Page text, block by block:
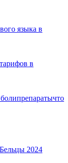
языка в
в
препаратычто
2024